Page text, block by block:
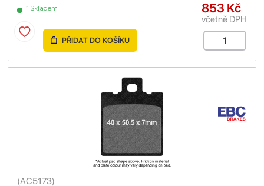
1 Skladem 853 Kč
včetně DPH
PŘIDAT DO KOŠÍKU
(AC5173)